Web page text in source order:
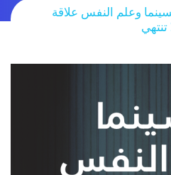
وعلم النفس علاقة
تنتهي